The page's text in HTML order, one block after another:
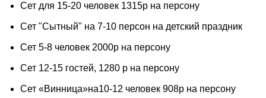
Сет для 15-20 человек 1315р на персону
Сет "Сытный" на 7-10 персон на детский праздник
Сет 5-8 человек 2000р на персону
Сет 12-15 гостей, 1280 р на персону
Сет «Винница»на10-12 человек 908р на персону